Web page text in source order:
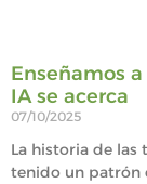
Enseñamos
IA se acerca
07/10/2025
La historia de las
tenido un patrón